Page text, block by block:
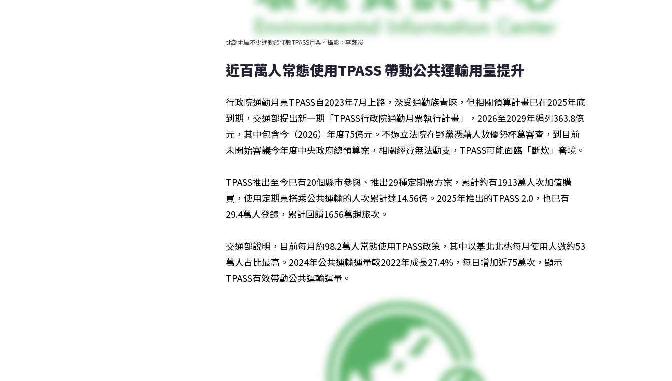
北部地區不少通勤族仰賴TPASS月票。攝影：李蘇竣
近百萬人常態使用TPASS 帶動公共運輸用量提升
行政院通勤月票TPASS自2023年7月上路，深受通勤族青睞，但相關預算計畫已在2025年底
到期，交通部提出新一期「TPASS行政院通勤月票執行計畫」，2026至2029年編列363.8億
元，其中包含今（2026）年度75億元。不過立法院在野黨憑藉人數優勢杯葛審查，到目前
未開始審議今年度中央政府總預算案，相關經費無法動支，TPASS可能面臨「斷炊」窘境。
TPASS推出至今已有20個縣市參與、推出29種定期票方案，累計約有1913萬人次加值購
買，使用定期票搭乘公共運輸的人次累計達14.56億。2025年推出的TPASS 2.0，也已有
29.4萬人登錄，累計回饋1656萬趟旅次。
交通部說明，目前每月約98.2萬人常態使用TPASS政策，其中以基北北桃每月使用人數約53
萬人占比最高。2024年公共運輸運量較2022年成長27.4%，每日增加近75萬次，顯示
TPASS有效帶動公共運輸運量。